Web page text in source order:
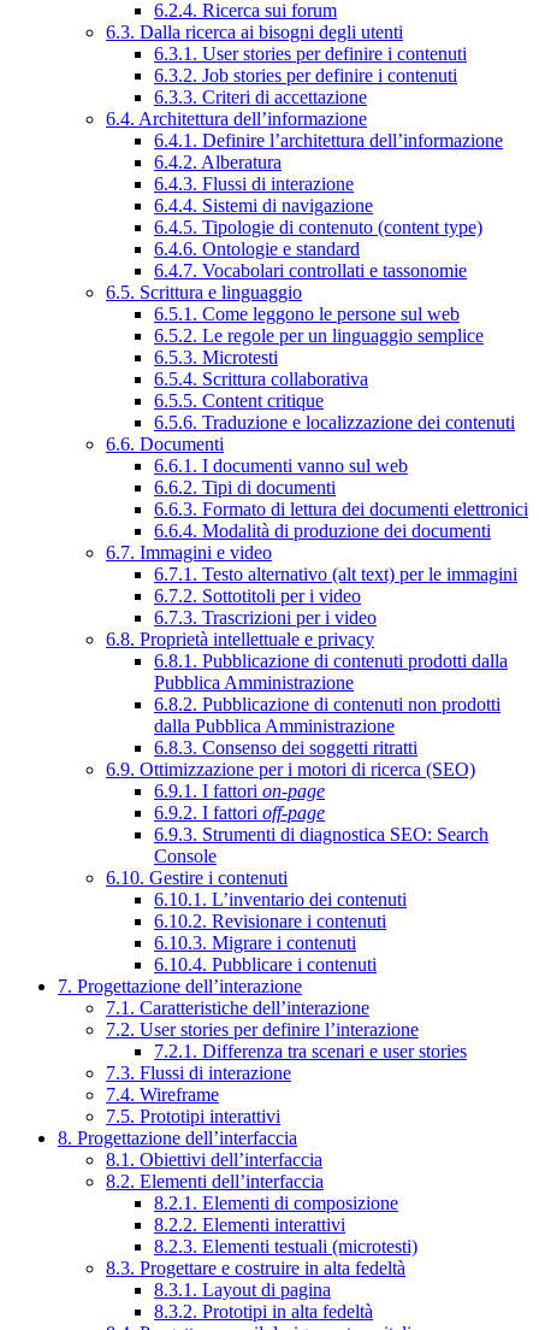
6.2.4. Ricerca sui forum
6.3. Dalla ricerca ai bisogni degli utenti
6.3.1. User stories per definire i contenuti
6.3.2. Job stories per definire i contenuti
6.3.3. Criteri di accettazione
6.4. Architettura dell’informazione
6.4.1. Definire l’architettura dell’informazione
6.4.2. Alberatura
6.4.3. Flussi di interazione
6.4.4. Sistemi di navigazione
6.4.5. Tipologie di contenuto (content type)
6.4.6. Ontologie e standard
6.4.7. Vocabolari controllati e tassonomie
6.5. Scrittura e linguaggio
6.5.1. Come leggono le persone sul web
6.5.2. Le regole per un linguaggio semplice
6.5.3. Microtesti
6.5.4. Scrittura collaborativa
6.5.5. Content critique
6.5.6. Traduzione e localizzazione dei contenuti
6.6. Documenti
6.6.1. I documenti vanno sul web
6.6.2. Tipi di documenti
6.6.3. Formato di lettura dei documenti elettronici
6.6.4. Modalità di produzione dei documenti
6.7. Immagini e video
6.7.1. Testo alternativo (alt text) per le immagini
6.7.2. Sottotitoli per i video
6.7.3. Trascrizioni per i video
6.8. Proprietà intellettuale e privacy
6.8.1. Pubblicazione di contenuti prodotti dalla
Pubblica Amministrazione
6.8.2. Pubblicazione di contenuti non prodotti
dalla Pubblica Amministrazione
6.8.3. Consenso dei soggetti ritratti
6.9. Ottimizzazione per i motori di ricerca (SEO)
6.9.1. I fattori on-page
6.9.2. I fattori off-page
6.9.3. Strumenti di diagnostica SEO: Search
Console
6.10. Gestire i contenuti
6.10.1. L’inventario dei contenuti
6.10.2. Revisionare i contenuti
6.10.3. Migrare i contenuti
6.10.4. Pubblicare i contenuti
7. Progettazione dell’interazione
7.1. Caratteristiche dell’interazione
7.2. User stories per definire l’interazione
7.2.1. Differenza tra scenari e user stories
7.3. Flussi di interazione
7.4. Wireframe
7.5. Prototipi interattivi
8. Progettazione dell’interfaccia
8.1. Obiettivi dell’interfaccia
8.2. Elementi dell’interfaccia
8.2.1. Elementi di composizione
8.2.2. Elementi interattivi
8.2.3. Elementi testuali (microtesti)
8.3. Progettare e costruire in alta fedeltà
8.3.1. Layout di pagina
8.3.2. Prototipi in alta fedeltà